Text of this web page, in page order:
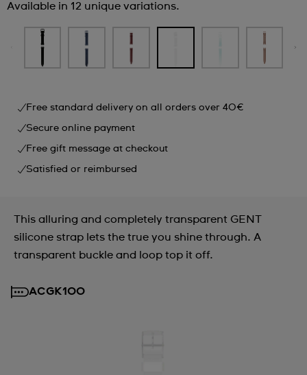
Available in 12 unique variations.
Free standard delivery on all orders over 40€
Secure online payment
Free gift message at checkout
Satisfied or reimbursed
This alluring and completely transparent GENT
silicone strap lets the true you shine through. A
transparent buckle and loop top it off.
ACGK100